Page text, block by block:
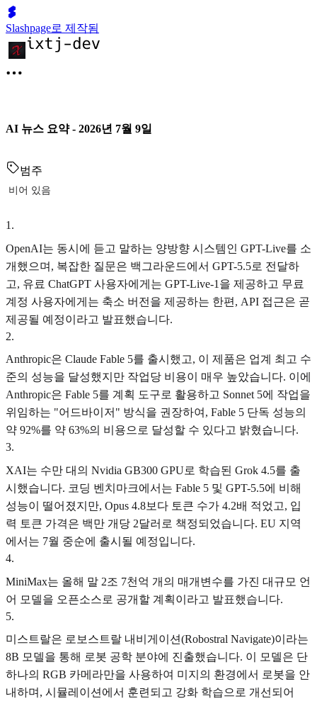
Slashpage로 제작됨
AI 뉴스 요약 - 2026년 7월 9일
범주
비어 있음
1 .
OpenAI는 동시에 듣고 말하는 양방향 시스템인 GPT-Live를 소
개했으며, 복잡한 질문은 백그라운드에서 GPT-5.5로 전달하
고, 유료 ChatGPT 사용자에게는 GPT-Live-1을 제공하고 무료
계정 사용자에게는 축소 버전을 제공하는 한편, API 접근은 곧
제공될 예정이라고 발표했습니다.
2.
Anthropic은 Claude Fable 5를 출시했고, 이 제품은 업계 최고 수
준의 성능을 달성했지만 작업당 비용이 매우 높았습니다. 이에
Anthropic은 Fable 5를 계획 도구로 활용하고 Sonnet 5에 작업을
위임하는 "어드바이저" 방식을 권장하여, Fable 5 단독 성능의
약 92%를 약 63%의 비용으로 달성할 수 있다고 밝혔습니다.
3.
XAI는 수만 대의 Nvidia GB300 GPU로 학습된 Grok 4.5를 출
시했습니다. 코딩 벤치마크에서는 Fable 5 및 GPT-5.5에 비해
성능이 떨어졌지만, Opus 4.8보다 토큰 수가 4.2배 적었고, 입
력 토큰 가격은 백만 개당 2달러로 책정되었습니다. EU 지역
에서는 7월 중순에 출시될 예정입니다.
4.
MiniMax는 올해 말 2조 7천억 개의 매개변수를 가진 대규모 언
어 모델을 오픈소스로 공개할 계획이라고 발표했습니다.
5.
미스트랄은 로보스트랄 내비게이션(Robostral Navigate)이라는
8B 모델을 통해 로봇 공학 분야에 진출했습니다. 이 모델은 단
하나의 RGB 카메라만을 사용하여 미지의 환경에서 로봇을 안
내하며, 시뮬레이션에서 훈련되고 강화 학습으로 개선되어